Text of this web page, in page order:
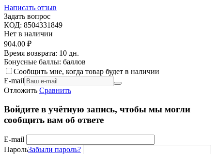
Написать отзыв
Задать вопрос
КОД: 8504331849
Нет в наличии
904.00 ₽
Время возврата: 10 дн.
Бонусные баллы: баллов
Сообщить мне, когда товар будет в наличии
E-mail
Отложить Сравнить
Войдите в учётную запись, чтобы мы могли
сообщить вам об ответе
E-mail
ПарольЗабыли пароль?